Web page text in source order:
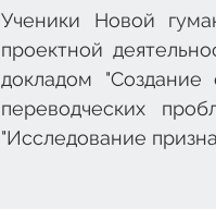
Ученики Новой
проектной
докладом
переводческих
"Исследование